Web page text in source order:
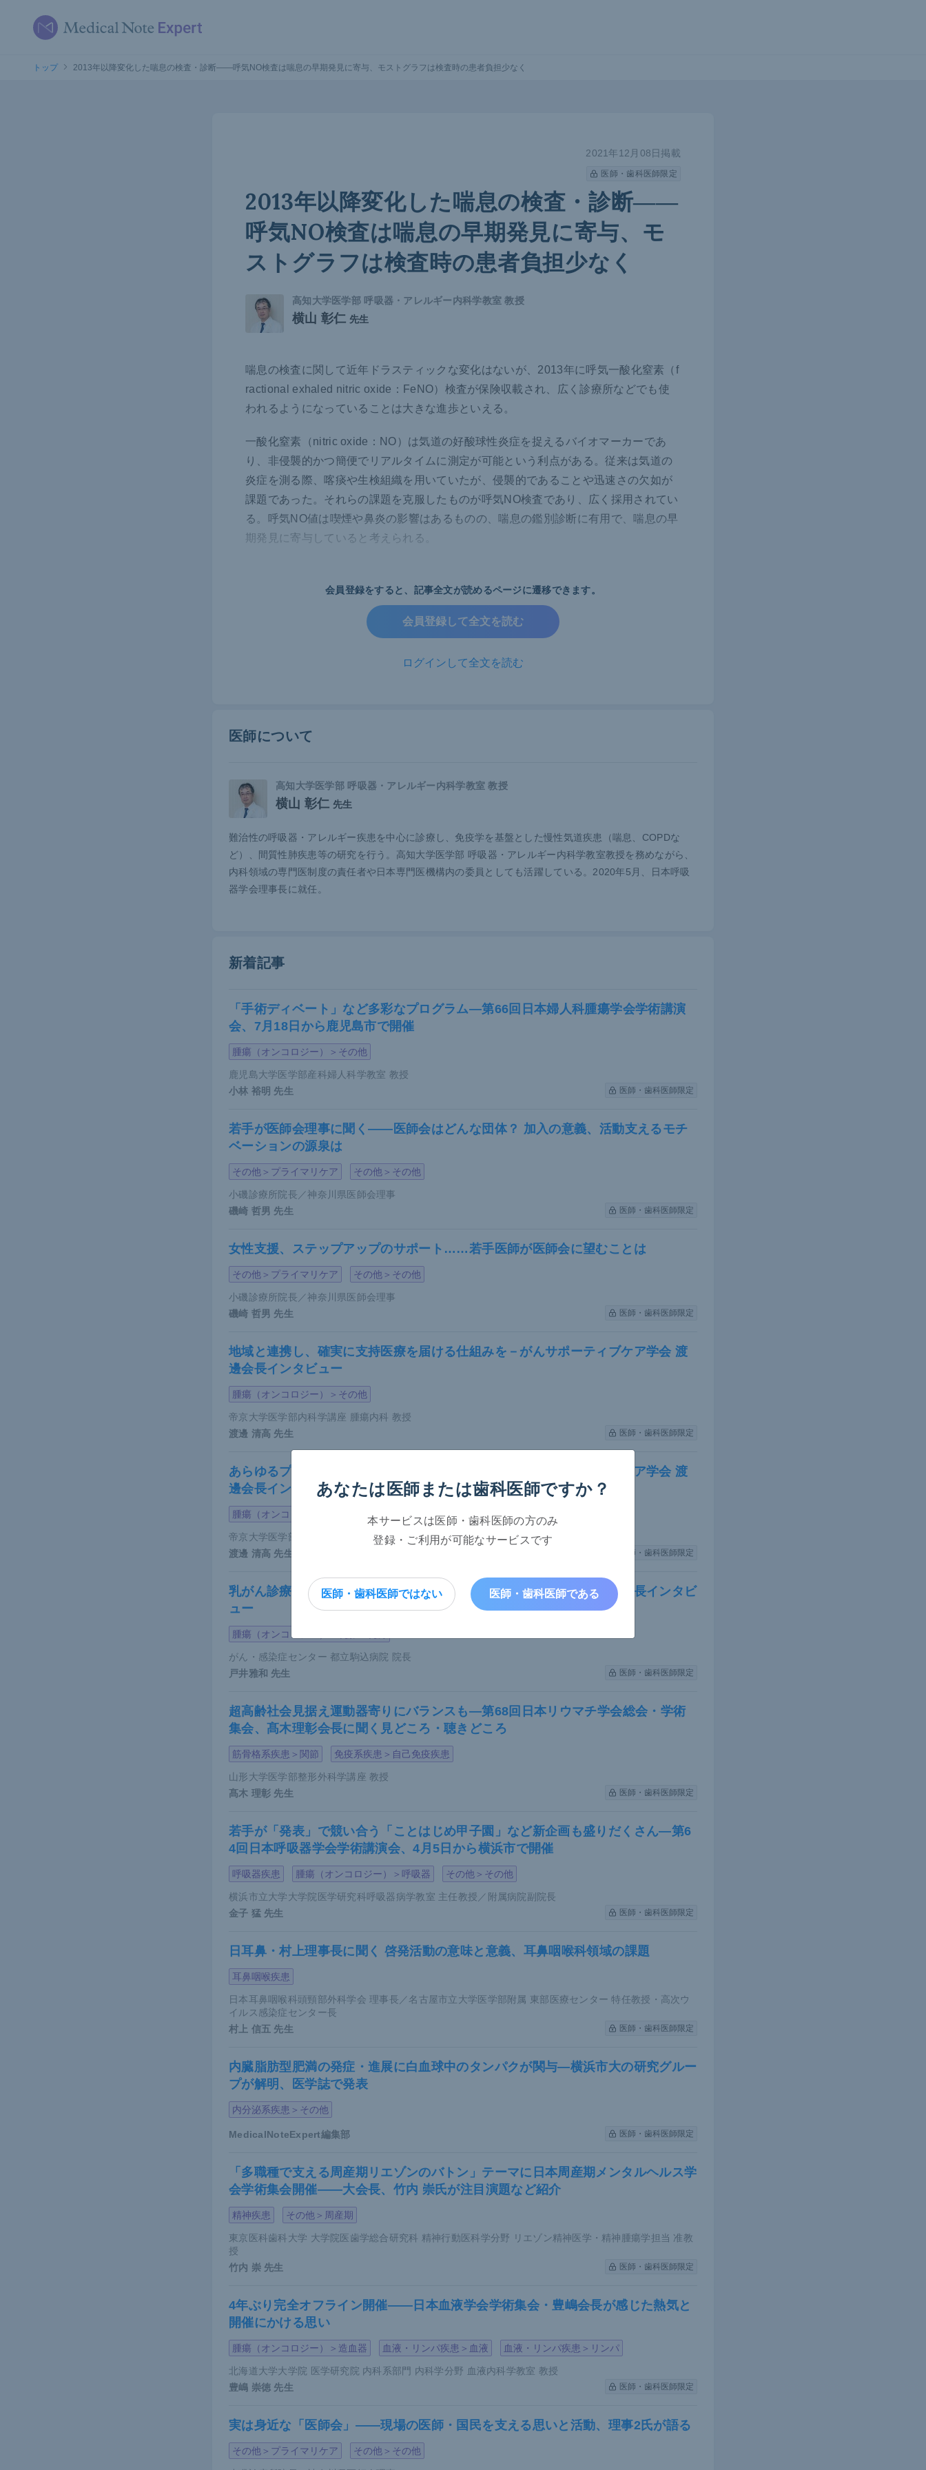
トップ 2013年以降変化した喘息の検査・診断――呼気NO検査は喘息の早期発見に寄与、モストグラフは検査時の患者負担少なく
2021年12月08日掲載
医師・歯科医師限定
2013年以降変化した喘息の検査・診断――
呼気NO検査は喘息の早期発見に寄与、モ
ストグラフは検査時の患者負担少なく
高知大学医学部 呼吸器・アレルギー内科学教室 教授
横山 彰仁 先生
喘息の検査に関して近年ドラスティックな変化はないが、2013年に呼気一酸化窒素（f
ractional exhaled nitric oxide：FeNO）検査が保険収載され、広く診療所などでも使
われるようになっていることは大きな進歩といえる。
一酸化窒素（nitric oxide：NO）は気道の好酸球性炎症を捉えるバイオマーカーであ
り、非侵襲的かつ簡便でリアルタイムに測定が可能という利点がある。従来は気道の
炎症を測る際、喀痰や生検組織を用いていたが、侵襲的であることや迅速さの欠如が
課題であった。それらの課題を克服したものが呼気NO検査であり、広く採用されてい
る。呼気NO値は喫煙や鼻炎の影響はあるものの、喘息の鑑別診断に有用で、喘息の早
期発見に寄与していると考えられる。
「モストグラフ」は東北大学の黒澤 一教授が開発したもので、安静時の呼吸
抵抗（気道における空気の通りにくさ）を色付きで視覚的に診ることができる検査法
であり、従来の呼吸機能検査のように思い切り息を吐き切る必要がない。つまり患者
肺機能検査のパラメータを反映するものでもあるが、努力依存性の肺機能検査とは異
会員登録をすると、 記事全文が読めるページに遷移できます。
会員登録して全文を読む
ログインして全文を読む
医師について
高知大学医学部 呼吸器・アレルギー内科学教室 教授
横山 彰仁 先生
難治性の呼吸器・アレルギー疾患を中心に診療し、免疫学を基盤とした慢性気道疾患（喘息、COPDな
ど）、間質性肺疾患等の研究を行う。高知大学医学部 呼吸器・アレルギー内科学教室教授を務めながら、
内科領域の専門医制度の責任者や日本専門医機構内の委員としても活躍している。2020年5月、日本呼吸
器学会理事長に就任。
新着記事
「手術ディベート」など多彩なプログラム―第66回日本婦人科腫瘍学会学術講演
会、7月18日から鹿児島市で開催
腫瘍（オンコロジー）＞その他
鹿児島大学医学部産科婦人科学教室 教授
小林 裕明 先生 医師・歯科医師限定
若手が医師会理事に聞く――医師会はどんな団体？ 加入の意義、活動支えるモチ
ベーションの源泉は
その他＞プライマリケア その他＞その他
小磯診療所院長／神奈川県医師会理事
磯崎 哲男 先生 医師・歯科医師限定
女性支援、ステップアップのサポート……若手医師が医師会に望むことは
その他＞プライマリケア その他＞その他
小磯診療所院長／神奈川県医師会理事
磯崎 哲男 先生 医師・歯科医師限定
地域と連携し、確実に支持医療を届ける仕組みを－がんサポーティブケア学会 渡
邊会長インタビュー
腫瘍（オンコロジー）＞その他
帝京大学医学部内科学講座 腫瘍内科 教授
渡邊 清高 先生 医師・歯科医師限定
あらゆるプログラムで患者・当事者の参加を歓迎－がんサポーティブケア学会 渡
邊会長インタビュー第2弾
腫瘍（オンコロジー）＞その他
帝京大学医学部内科学講座 腫瘍内科 教授
渡邊 清高 先生 医師・歯科医師限定
乳がん診療の将来見据え課題解決に注力―日本乳癌学会・戸井雅和理事長インタビ
ュー
腫瘍（オンコロジー）＞乳腺・乳房
がん・感染症センター 都立駒込病院 院長
戸井雅和 先生 医師・歯科医師限定
超高齢社会見据え運動器寄りにバランスも―第68回日本リウマチ学会総会・学術
集会、髙木理彰会長に聞く見どころ・聴きどころ
筋骨格系疾患＞関節 免疫系疾患＞自己免疫疾患
山形大学医学部整形外科学講座 教授
髙木 理彰 先生 医師・歯科医師限定
若手が「発表」で競い合う「ことはじめ甲子園」など新企画も盛りだくさん―第6
4回日本呼吸器学会学術講演会、4月5日から横浜市で開催
呼吸器疾患 腫瘍（オンコロジー）＞呼吸器 その他＞その他
横浜市立大学大学院医学研究科呼吸器病学教室 主任教授／附属病院副院長
金子 猛 先生 医師・歯科医師限定
日耳鼻・村上理事長に聞く 啓発活動の意味と意義、耳鼻咽喉科領域の課題
耳鼻咽喉疾患
日本耳鼻咽喉科頭頸部外科学会 理事長／名古屋市立大学医学部附属 東部医療センター 特任教授・高次ウ
イルス感染症センター長
村上 信五 先生 医師・歯科医師限定
内臓脂肪型肥満の発症・進展に白血球中のタンパクが関与―横浜市大の研究グルー
プが解明、医学誌で発表
内分泌系疾患＞その他
MedicalNoteExpert編集部 医師・歯科医師限定
「多職種で支える周産期リエゾンのバトン」テーマに日本周産期メンタルヘルス学
会学術集会開催――大会長、竹内 崇氏が注目演題など紹介
精神疾患 その他＞周産期
東京医科歯科大学 大学院医歯学総合研究科 精神行動医科学分野 リエゾン精神医学・精神腫瘍学担当 准教
授
竹内 崇 先生 医師・歯科医師限定
4年ぶり完全オフライン開催――日本血液学会学術集会・豊嶋会長が感じた熱気と
開催にかける思い
腫瘍（オンコロジー）＞造血器 血液・リンパ疾患＞血液 血液・リンパ疾患＞リンパ
北海道大学大学院 医学研究院 内科系部門 内科学分野 血液内科学教室 教授
豊嶋 崇徳 先生 医師・歯科医師限定
実は身近な「医師会」――現場の医師・国民を支える思いと活動、理事2氏が語る
その他＞プライマリケア その他＞その他
あなたは医師または歯科医師ですか？
本サービスは医師・歯科医師の方のみ
登録・ご利用が可能なサービスです
医師・歯科医師ではない 医師・歯科医師である